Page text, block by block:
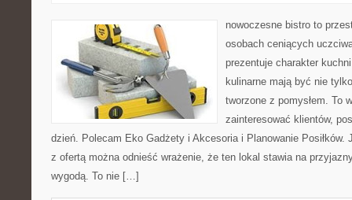
nowoczesne bistro to
osobach ceniących
prezentuje charakter
kulinarne mają być nie
tworzone z pomysłem. To
zainteresować klientów,
dzień. Polecam Eko Gadżety i Akcesoria i Planowanie Posiłków.
z ofertą można odnieść wrażenie, że ten lokal stawia na
wygodą. To nie […]